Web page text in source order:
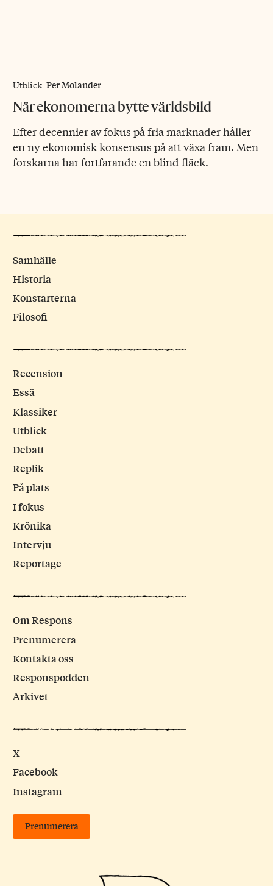
Utblick Per Molander
När ekonomerna bytte världsbild
Efter decennier av fokus på fria marknader håller
en ny ekonomisk konsensus på att växa fram. Men
forskarna har fortfarande en blind fläck.
Samhälle
Historia
Konstarterna
Filosofi
Recension
Essä
Klassiker
Utblick
Debatt
Replik
På plats
I fokus
Krönika
Intervju
Reportage
Om Respons
Prenumerera
Kontakta oss
Responspodden
Arkivet
X
Facebook
Instagram
Prenumerera